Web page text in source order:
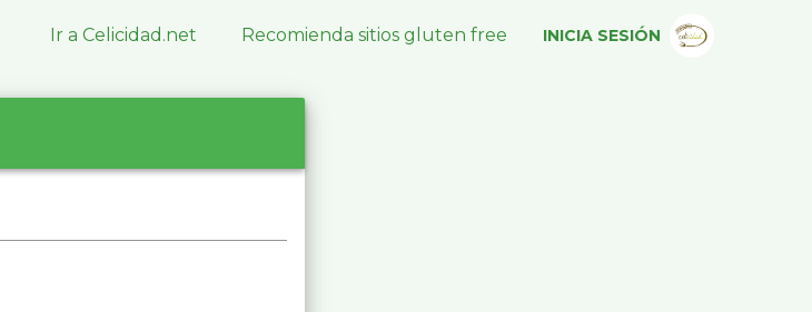
Ir a Celicidad.net Recomienda sitios gluten free INICIA SESIÓN